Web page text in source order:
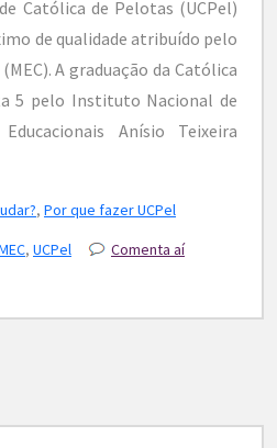
Católica de Pelotas (UCPel)
de qualidade atribuído pelo
A graduação da Católica
5 pelo Instituto Nacional de
Anísio Teixeira
, Por que fazer UCPel
, UCPel Comenta aí